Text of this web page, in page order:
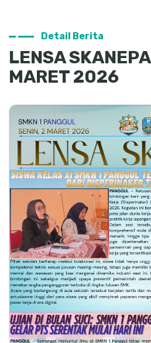
Detail Berita
LENSA
MARET 2026